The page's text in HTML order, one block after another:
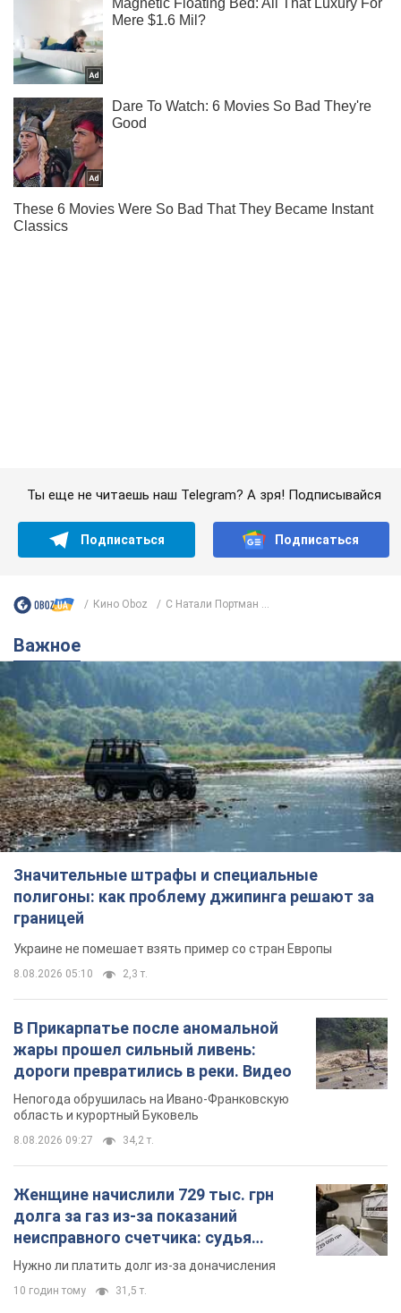
Значительные штрафы и специальные
полигоны: как проблему джипинга решают за
границей
Украине не помешает взять пример со стран Европы
8.08.2026 05:10 2,3 т.
В Прикарпатье после аномальной
жары прошел сильный ливень:
дороги превратились в реки. Видео
Непогода обрушилась на Ивано-Франковскую
область и курортный Буковель
8.08.2026 09:27 34,2 т.
долга за газ из-за показаний
неисправного счетчика: судья
вынес неожиданное решение
Нужно ли платить долг из-за доначисления
10 годин тому 31,5 т.